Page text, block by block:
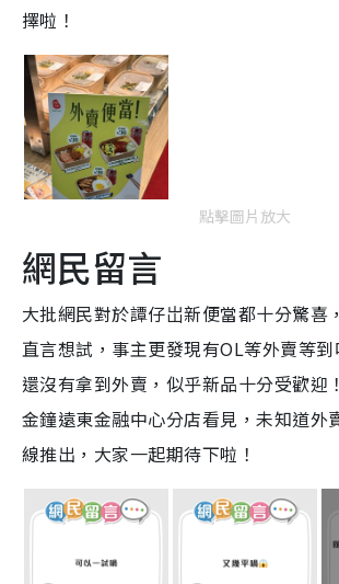
擇啦！
點擊圖片放大
網民留言
大批網民對於譚仔岀新便當都十分驚喜
直言想試，事主更發現有OL等外賣等
還沒有拿到外賣，似乎新品十分受歡迎
金鐘遠東金融中心分店看見，未知道外
線推出，大家一起期待下啦！